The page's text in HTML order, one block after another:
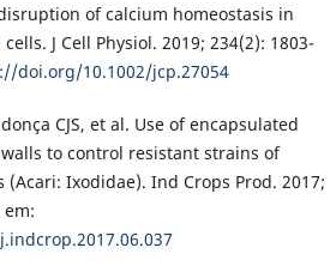
of calcium homeostasis in
J Cell Physiol. 2019; 234(2): 1803-
doi.org/10.1002/jcp.27054
CJS, et al. Use of encapsulated
to control resistant strains of
Ixodidae). Ind Crops Prod. 2017;
em: